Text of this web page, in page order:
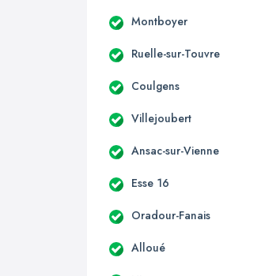
Montboyer
Ruelle-sur-Touvre
Coulgens
Villejoubert
Ansac-sur-Vienne
Esse 16
Oradour-Fanais
Alloué